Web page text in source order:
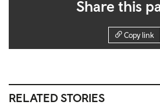
Share this
Copy link
RELATED STORIES